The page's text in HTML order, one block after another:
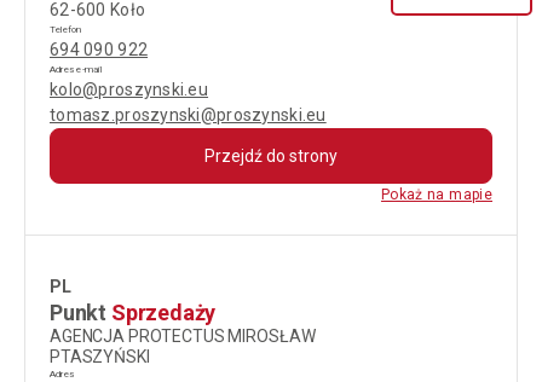
62-600 Koło
Telefon
694 090 922
Adres e-mail
kolo@proszynski.eu
tomasz.proszynski@proszynski.eu
Przejdź do strony
Pokaż na mapie
PL
Punkt Sprzedaży
AGENCJA PROTECTUS MIROSŁAW
PTASZYŃSKI
Adres